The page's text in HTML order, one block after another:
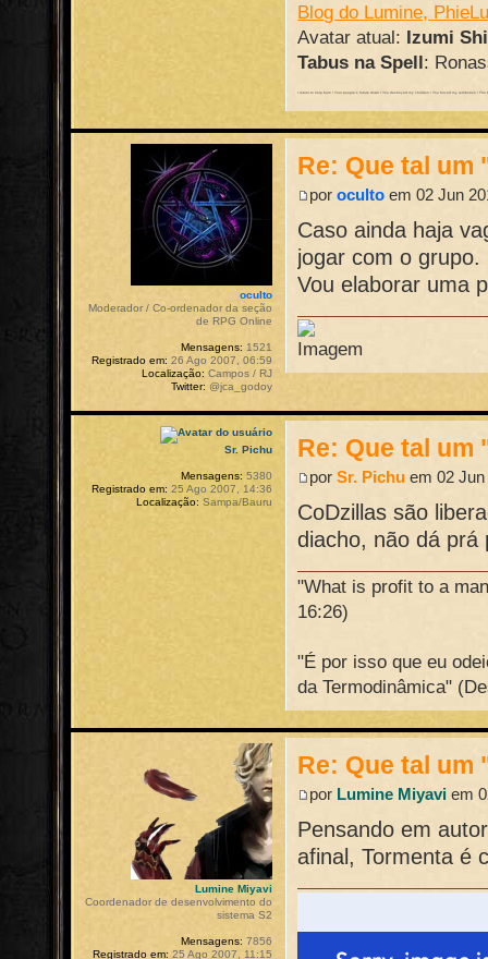
Blog do Lumine,
Avatar atual: Izumi
Tabus na Spell :
I return to help burn / Your people's future down / You destroyed my children / You forced my retribution /
Re: Que tal um
poroculto em 02 Jun
Caso ainda haja
jogar com o grupo.
Vou elaborar uma
oculto
Moderador / Co-ordenador da seção
de RPG Online
Mensagens: 1521
Registrado em: 26 Ago 2007, 06:59
Localização: Campos / RJ
Twitter: @jca_godoy
Re: Que tal um
porSr. Pichu em 02 Jun
CoDzillas são
diacho, não dá prá
"What is profit to a
16:26)
"É por isso que eu
da Termodinâmica"
Sr. Pichu
Mensagens: 5380
Registrado em: 25 Ago 2007, 14:36
Localização: Sampa/Bauru
Re: Que tal um
por Lumine Miyavi em
Pensando em
afinal, Tormenta é
Lumine Miyavi
Coordenador de desenvolvimento do
sistema S2
Mensagens: 7856
Registrado em: 25 Ago 2007, 11:15